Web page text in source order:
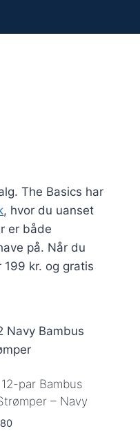
The Basics har
, hvor du uanset
er både
på. Når du
kr. og gratis
12-par Bambus
– Navy